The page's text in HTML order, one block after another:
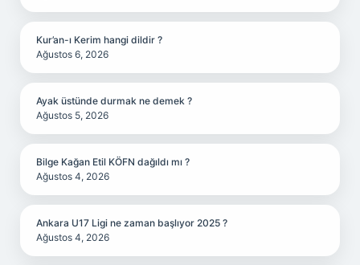
Kur’an-ı Kerim hangi dildir ?
Ağustos 6, 2026
Ayak üstünde durmak ne demek ?
Ağustos 5, 2026
Bilge Kağan Etil KÖFN dağıldı mı ?
Ağustos 4, 2026
Ankara U17 Ligi ne zaman başlıyor 2025 ?
Ağustos 4, 2026